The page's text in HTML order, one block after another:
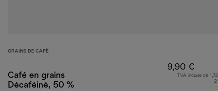
GRAINS DE CAFÈ
Café en grains
Décaféiné, 50 %
9,90 €
TVA incluse de